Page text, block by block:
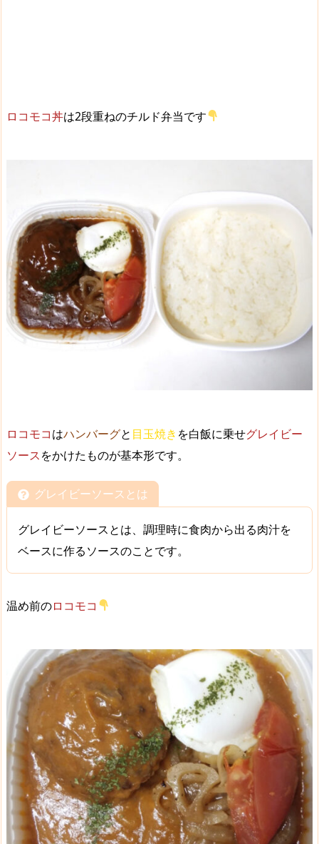
ロコモコ丼は2段重ねのチルド弁当です
ロコモコはハンバーグと 目玉焼き を白飯に乗せグレイビー
ソースをかけたものが基本形です。
グレイビーソースとは
グレイビーソースとは、調理時に食肉から出る肉汁を
ベースに作るソースのことです。
温め前のロコモコ